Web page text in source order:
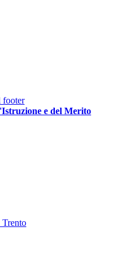
footer
e del Merito
Trento